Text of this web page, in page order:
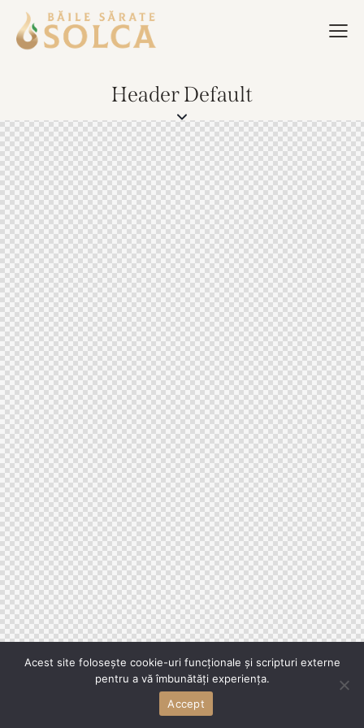
Header Default
Acest site folosește cookie-uri funcționale și scripturi externe
pentru a vă îmbunătăți experiența.
Accept